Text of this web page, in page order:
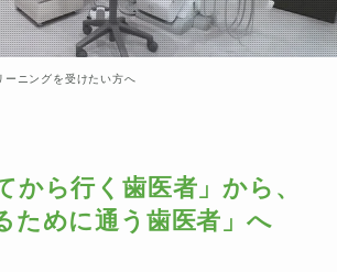
ーニングを受けたい方へ
から行く歯医者」から、
ために通う歯医者」へ